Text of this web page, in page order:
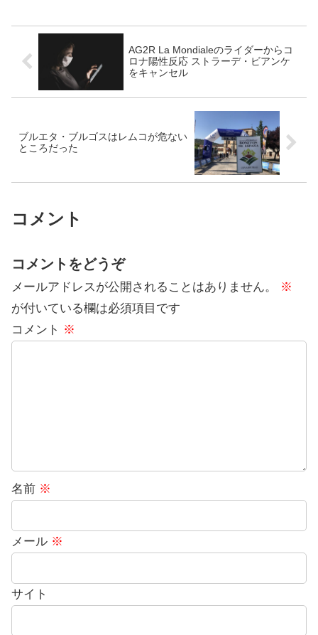
AG2R La Mondialeのライダーからコ
ロナ陽性反応 ストラーデ・ビアンケ
をキャンセル
ブルエタ・ブルゴスはレムコが危ない
ところだった
コメント
コメントをどうぞ
メールアドレスが公開されることはありません。
※
が付いている欄は必須項目です
コメント ※
名前 ※
メール ※
サイト